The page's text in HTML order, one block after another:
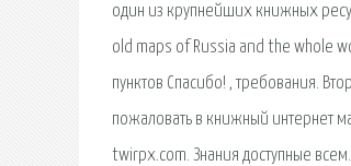
один из крупнейших книжных
old maps of Russia and the whole
пунктов Спасибо! , требования.
пожаловать в книжный интернет
twirpx.com. Знания доступные